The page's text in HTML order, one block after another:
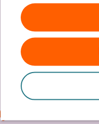
bil hos oss